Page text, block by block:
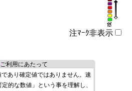
注ﾏｰｸ非表示
利用にあたって
あり確定値ではありません。速
的な数値」という事を理解し、